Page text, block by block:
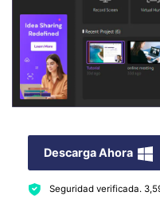
Descarga Ahora
Seguridad verificada.